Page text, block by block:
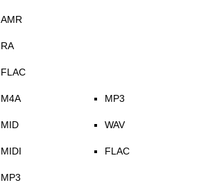
AMR
RA
FLAC
M4A
MID
MIDI
MP3
MP3
WAV
FLAC